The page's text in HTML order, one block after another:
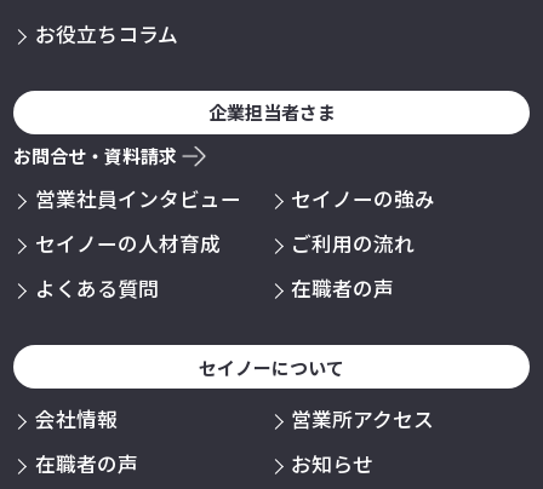
お役立ちコラム
企業担当者さま
お問合せ・資料請求
営業社員インタビュー
セイノーの強み
セイノーの人材育成
ご利用の流れ
よくある質問
在職者の声
セイノーについて
会社情報
営業所アクセス
在職者の声
お知らせ